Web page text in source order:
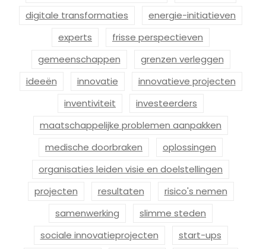
digitale transformaties
energie-initiatieven
experts
frisse perspectieven
gemeenschappen
grenzen verleggen
ideeën
innovatie
innovatieve projecten
inventiviteit
investeerders
maatschappelijke problemen aanpakken
medische doorbraken
oplossingen
organisaties leiden visie en doelstellingen
projecten
resultaten
risico's nemen
samenwerking
slimme steden
sociale innovatieprojecten
start-ups